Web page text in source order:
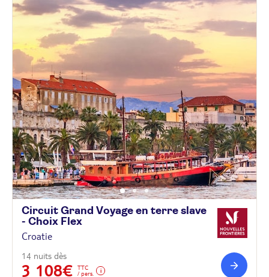
Circuit Grand Voyage en terre slave
- Choix Flex
Croatie
14 nuits dès
3 108€
TTC
/ pers.